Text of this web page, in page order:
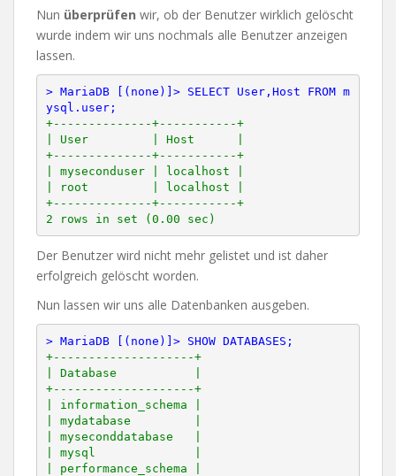
Nun überprüfen wir, ob der Benutzer wirklich gelöscht
wurde indem wir uns nochmals alle Benutzer anzeigen
lassen.
> MariaDB [(none)]> SELECT User,Host FROM m
ysql.user;
+--------------+-----------+
| User         | Host      |
+--------------+-----------+
| myseconduser | localhost |
| root         | localhost |
+--------------+-----------+
Der Benutzer wird nicht mehr gelistet und ist daher
erfolgreich gelöscht worden.
Nun lassen wir uns alle Datenbanken ausgeben.
> MariaDB [(none)]> SHOW DATABASES;
+--------------------+
| Database           |
+--------------------+
| information_schema |
| mydatabase         |
| myseconddatabase   |
| mysql              |
| performance_schema |